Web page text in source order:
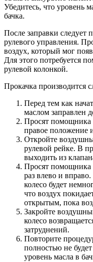
Убедитесь, что уровень
бачка.
После заправки следует
рулевого управления.
воздух, который мог
Для этого потребуется
рулевой колонкой.
Прокачка производится
Перед тем как
маслом заправлен
Просят помощника
правое положение
Откройте
рулевой рейке. В
выходить из
Просят помощника
раз влево и
колесо будет
что воздух
открытым, пока
Закройте
колесо
затруднений.
Повторите
полностью не
уровень масла в